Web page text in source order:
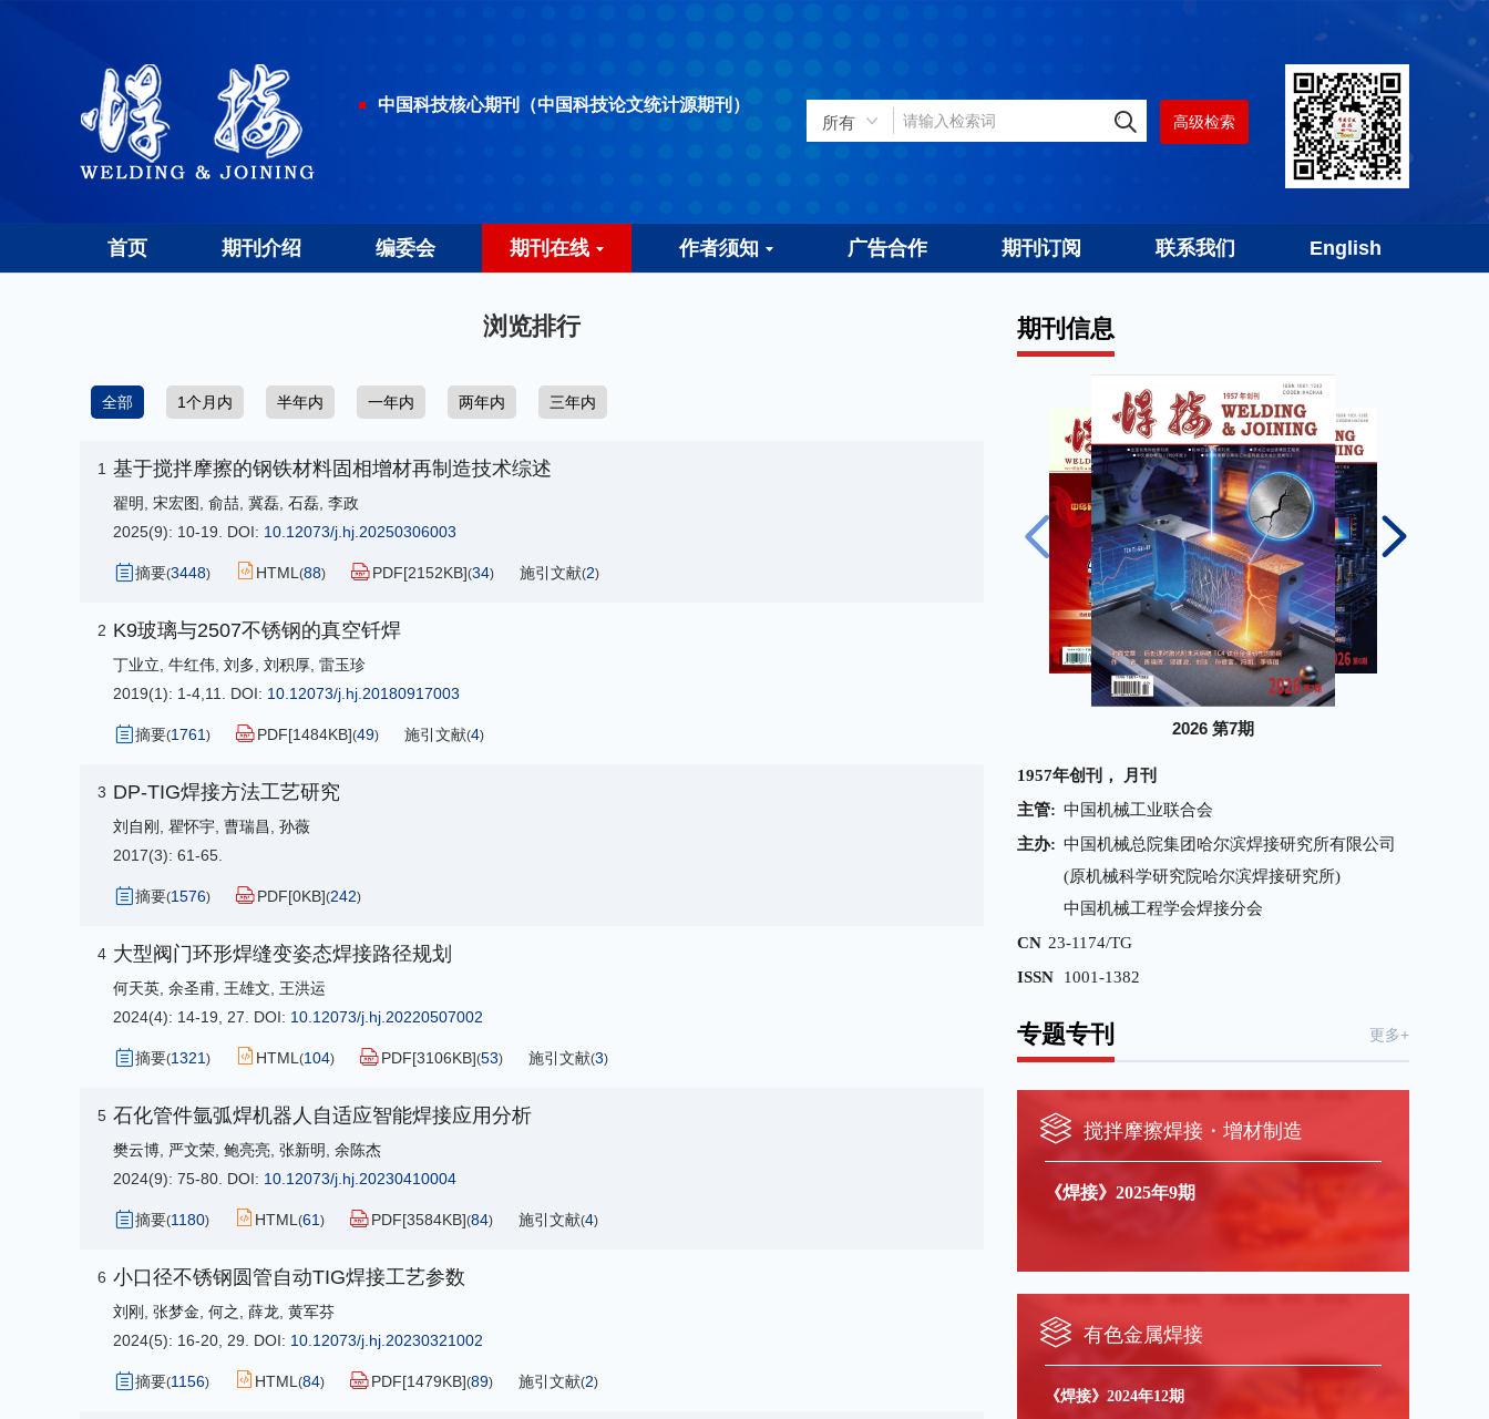
中国科技核心期刊（中国科技论文统计源期刊）
高级检索
首页 期刊介绍 编委会 期刊在线 作者须知 广告合作 期刊订阅 联系我们 English
浏览排行
全部 1个月内 半年内 一年内 两年内 三年内
1 基于搅拌摩擦的钢铁材料固相增材再制造技术综述
翟明 宋宏图 俞喆 冀磊 石磊 李政
2025(9): 10-19.
DOI: 10.12073/j.hj.20250306003
摘要(3448) HTML (88) PDF[2152KB](34) 施引文献(2)
2 K9玻璃与2507不锈钢的真空钎焊
丁业立 牛红伟 刘多 刘积厚 雷玉珍
2019(1): 1-4,11.
DOI: 10.12073/j.hj.20180917003
摘要(1761 ) PDF[1484KB](49) 施引文献(4)
3 DP-TIG焊接方法工艺研究
刘自刚 瞿怀宇 曹瑞昌
孙薇
2017(3): 61-65.
摘要(1576) PDF[0KB](242)
4 大型阀门环形焊缝变姿态焊接路径规划
何天英 余圣甫 王雄文
王洪运
2024(4): 14-19, 27.
DOI: 10.12073/j.hj.20220507002
摘要(1321 ) HTML (104) PDF[3106KB](53) 施引文献(3)
5 石化管件氩弧焊机器人自适应智能焊接应用分析
樊云博 严文荣 鲍亮亮 张新明
余陈杰
2024(9): 75-80. DOI: 10.12073/j.hj.20230410004
摘要(1180) HTML (61 ) PDF[3584KB](84) 施引文献(4)
6 小口径不锈钢圆管自动TIG焊接工艺参数
刘刚 张梦金 何之 薛龙 黄军芬
2024(5): 16-20, 29.
DOI: 10.12073/j.hj.20230321002
摘要(1156) HTML (84) PDF[1479KB](89) 施引文献(2)
期刊信息
2017 第1期
2026 第7期
2026 第6期
1957年创刊， 月刊
主管: 中国机械工业联合会
主办: 中国机械总院集团哈尔滨焊接研究所有限公司
(原机械科学研究院哈尔滨焊接研究所)
中国机械工程学会焊接分会
CN23-1174/TG
ISSN
1001-1382
专题专刊 更多+
搅拌摩擦焊接・增材制造
《焊接》2025年9期
有色金属焊接
《焊接》2024年12期